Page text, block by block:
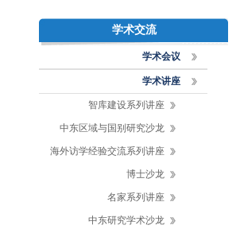
学术交流
学术会议
学术讲座
智库建设系列讲座
中东区域与国别研究沙龙
海外访学经验交流系列讲座
博士沙龙
名家系列讲座
中东研究学术沙龙